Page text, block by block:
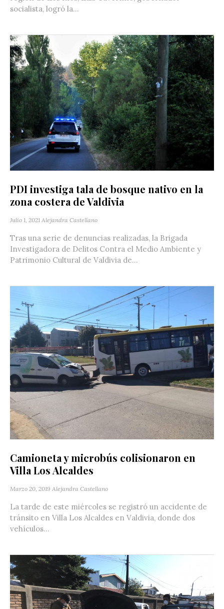
socialista, logró la...
PDI investiga tala de bosque nativo en la
zona costera de Valdivia
Julio 1, 2021 Alejandra Castellano
Tras una serie de denuncias realizadas, la Brigada
Investigadora de Delitos Contra el Medio Ambiente y
Patrimonio Cultural de Valdivia de...
Camioneta y microbús colisionaron en
Villa Los Alcaldes
Marzo 20, 2019 Alejandra Castellano
La tarde de este miércoles se registró un accidente de
tránsito en Villa Los Alcaldes en Valdivia, donde dos
vehículos...